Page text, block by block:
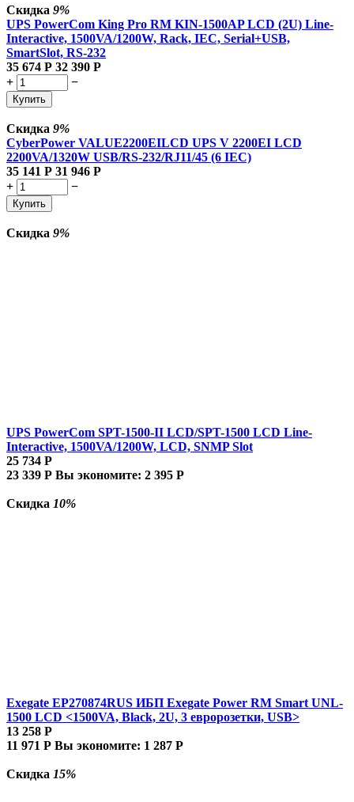
Скидка 9%
UPS PowerCom King Pro RM KIN-1500AP LCD (2U) Line-
Interactive, 1500VA/1200W, Rack, IEC, Serial+USB,
SmartSlot, RS-232
35 674 Р 32 390 Р
+
−
Купить
Скидка 9%
CyberPower VALUE2200EILCD UPS V 2200EI LCD
2200VA/1320W USB/RS-232/RJ11/45 (6 IEC)
35 141 Р 31 946 Р
+
−
Купить
Скидка 9%
UPS PowerCom SPT-1500-II LCD/SPT-1500 LCD Line-
Interactive, 1500VA/1200W, LCD, SNMP Slot
25 734 Р
23 339 Р Вы экономите: 2 395 Р
Скидка 10%
Exegate EP270874RUS ИБП Exegate Power RM Smart UNL-
1500 LCD <1500VA, Black, 2U, 3 евророзетки, USB>
13 258 Р
11 971 Р Вы экономите: 1 287 Р
Скидка 15%